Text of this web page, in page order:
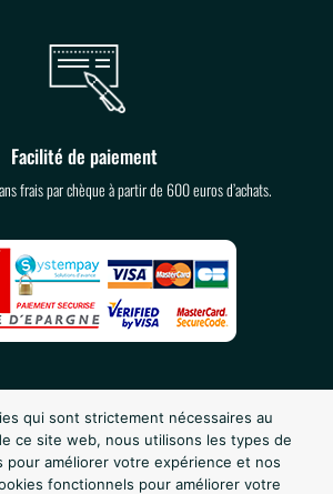
Facilité de paiement
frais par chèque à partir de 600 euros d’achats.
qui sont strictement nécessaires au
ce site web, nous utilisons les types de
pour améliorer votre expérience et nos
fonctionnels pour améliorer votre